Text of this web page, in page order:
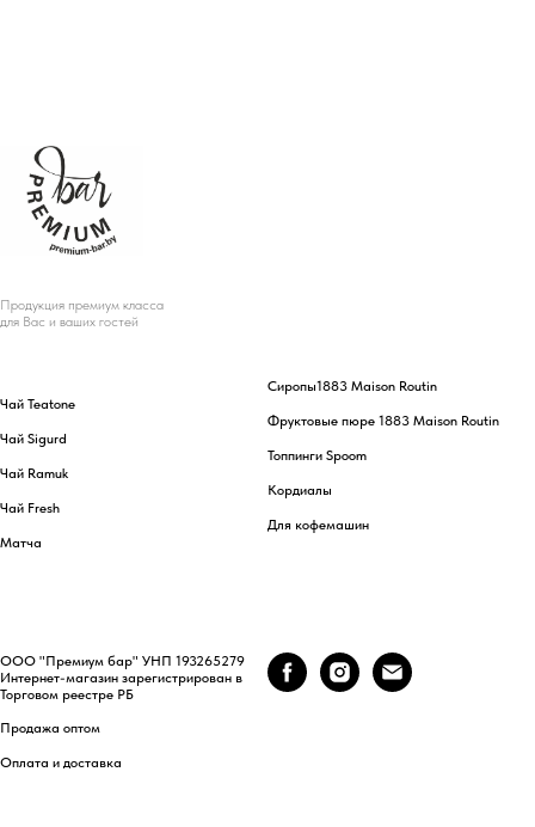
Продукция премиум класса
для Вас и ваших гостей
Чай Teatone
Чай Sigurd
Чай Ramuk
Чай Fresh
Матча
Сиропы1883 Maison Routin
Фруктовые пюре 1883 Maison Routin
Топпинги Spoom
Кордиалы
Для кофемашин
ООО "Премиум бар" УНП 193265279
Интернет-магазин зарегистрирован в
Торговом реестре РБ
Продажа оптом
Оплата и доставка